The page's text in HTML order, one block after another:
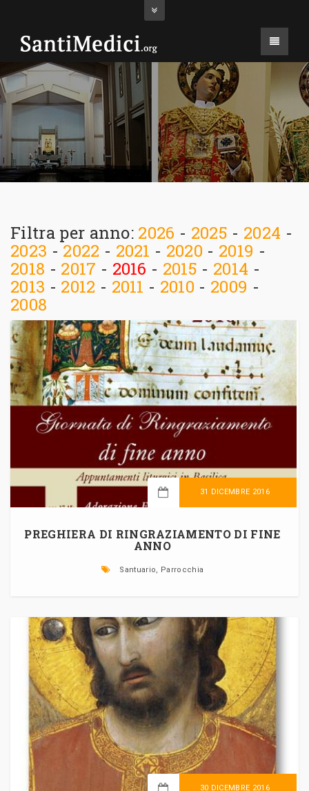
Filtra per anno: 2026 - 2025 - 2024 -
2023 - 2022 - 2021 - 2020 - 2019 -
2018 - 2017 - 2016 - 2015 - 2014 -
2013 - 2012 - 2011 - 2010 - 2009 -
2008
31 DICEMBRE 2016
PREGHIERA DI RINGRAZIAMENTO DI FINE
ANNO
Santuario, Parrocchia
30 DICEMBRE 2016